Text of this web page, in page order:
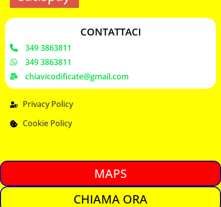
CONTATTACI
349 3863811
349 3863811
chiavicodificate@gmail.com
Privacy Policy
Cookie Policy
MAPS
CHIAMA ORA